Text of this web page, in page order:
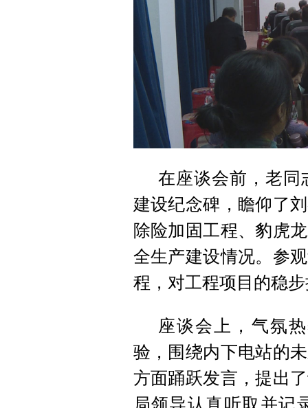
在座谈会前，老同
建设纪念碑，瞻仰了
除险加固工程、豹虎
全生产建设情况。参
程，对工程项目的稳
座谈会上，气氛
验，围绕内下电站的
方面踊跃发言，提出